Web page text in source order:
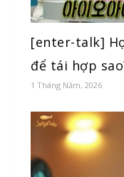
[enter-talk]
để tái hợp
1 Tháng Năm, 2026